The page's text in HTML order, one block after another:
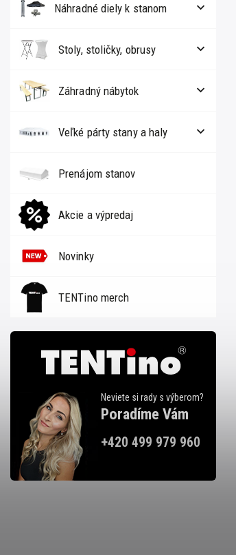
Náhradné diely k stanom
Stoly, stoličky, obrusy
Záhradný nábytok
Veľké párty stany a haly
Prenájom stanov
Akcie a výpredaj
Novinky
TENTino merch
Neviete si rady s výberom?
Poradíme Vám
+420 499 979 960